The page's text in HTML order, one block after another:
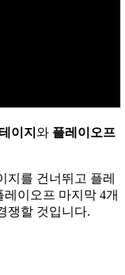
이지 와 플레이오프
지를 건너뛰고 플레
이오프 마지막 4개
쟁할 것입니다.